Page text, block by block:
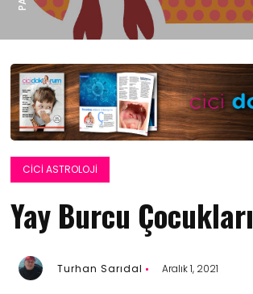
CICI ASTROLOJI
Yay Burcu Çocukları
Turhan Sarıdal Aralık 1, 2021